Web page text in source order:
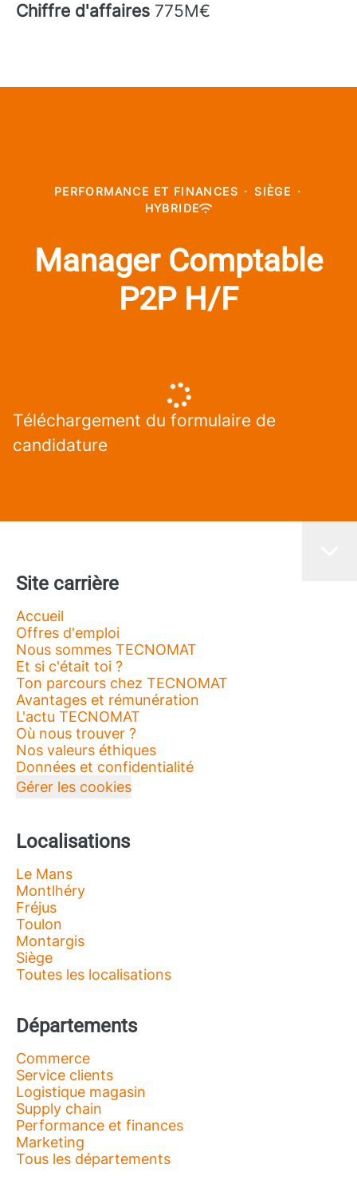
Chiffre d'affaires 775M€
PERFORMANCE ET FINANCES · SIÈGE ·
HYBRIDE
Manager Comptable
P2P H/F
Téléchargement du formulaire de
candidature
Site carrière
Accueil
Offres d'emploi
Nous sommes TECNOMAT
Et si c'était toi ?
Ton parcours chez TECNOMAT
Avantages et rémunération
L'actu TECNOMAT
Où nous trouver ?
Nos valeurs éthiques
Données et confidentialité
Gérer les cookies
Localisations
Le Mans
Montlhéry
Fréjus
Toulon
Montargis
Siège
Toutes les localisations
Départements
Commerce
Service clients
Logistique magasin
Supply chain
Performance et finances
Marketing
Tous les départements